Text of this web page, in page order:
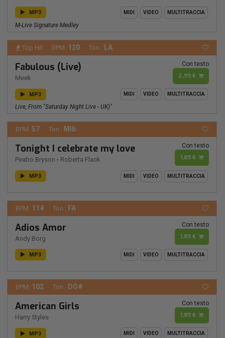
MP3 MIDI VIDEO MULTITRACCIA
M-Live Signature Medley
Top Hit BPM: 120 Ton.: LA
Fabulous (Live)
Meek
Con testo
2,99 €
MP3 MIDI VIDEO MULTITRACCIA
Live, From "Saturday Night Live - UK)"
BPM: 57 Ton.: MIb
Tonight I celebrate my love
Peabo Bryson - Roberta Flack
Con testo
1,89 €
MP3 MIDI VIDEO MULTITRACCIA
BPM: 114 Ton.: FA
Adios Amor
Andy Borg
Con testo
1,89 €
MP3 MIDI VIDEO MULTITRACCIA
BPM: 102 Ton.: DO#
American Girls
Harry Styles
Con testo
1,89 €
MP3 MIDI VIDEO MULTITRACCIA